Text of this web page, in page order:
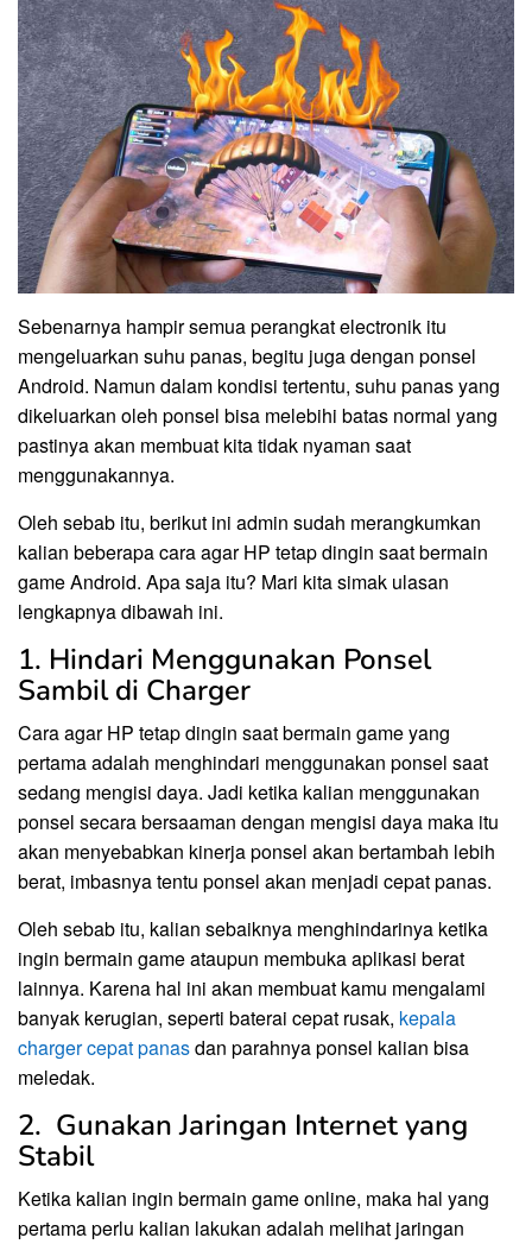
Sebenarnya hampir semua perangkat electronik itu
mengeluarkan suhu panas, begitu juga dengan ponsel
Android. Namun dalam kondisi tertentu, suhu panas yang
dikeluarkan oleh ponsel bisa melebihi batas normal yang
pastinya akan membuat kita tidak nyaman saat
menggunakannya.
Oleh sebab itu, berikut ini admin sudah merangkumkan
kalian beberapa cara agar HP tetap dingin saat bermain
game Android. Apa saja itu? Mari kita simak ulasan
lengkapnya dibawah ini.
1. Hindari Menggunakan Ponsel
Sambil di Charger
Cara agar HP tetap dingin saat bermain game yang
pertama adalah menghindari menggunakan ponsel saat
sedang mengisi daya. Jadi ketika kalian menggunakan
ponsel secara bersaaman dengan mengisi daya maka itu
akan menyebabkan kinerja ponsel akan bertambah lebih
berat, imbasnya tentu ponsel akan menjadi cepat panas.
Oleh sebab itu, kalian sebaiknya menghindarinya ketika
ingin bermain game ataupun membuka aplikasi berat
lainnya. Karena hal ini akan membuat kamu mengalami
banyak kerugian, seperti baterai cepat rusak, kepala
charger cepat panasdan parahnya ponsel kalian bisa
meledak.
2. Gunakan Jaringan Internet yang
Stabil
Ketika kalian ingin bermain game online, maka hal yang
pertama perlu kalian lakukan adalah melihat jaringan